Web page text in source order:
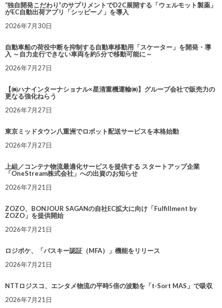
“独自開発こだわり”のサプリメントでD2C展開する「ウェルモット製薬」
がEC自動出荷アプリ「シッピーノ」を導入
2026年7月30日
自動車船の荷役中断を抑制する自動車移動用「スケーター」を開発・導
入 ～自力走行できない車両を約5分で移動可能に～
2026年7月27日
【㈱ハナインターナショナル×星清重機運輸㈱】グループ会社で販売力の
更なる強化ねらう
2026年7月27日
東京ミッドタウン八重洲でロボット配送サービスを本格始動
2026年7月27日
上組／コンテナ物流最適化サービスを提供する スタートアップ企業
「OneStream株式会社」への出資のお知らせ
2026年7月21日
ZOZO、BONJOUR SAGANの自社EC拡大に向け「Fulfillment by
ZOZO」を提供開始
2026年7月21日
ロジポケ、「パスキー認証（MFA）」機能をリリース
2026年7月21日
NTTロジスコ、エンタメ物流の平時5倍の波動を「t-Sort MAS」で吸収
2026年7月21日